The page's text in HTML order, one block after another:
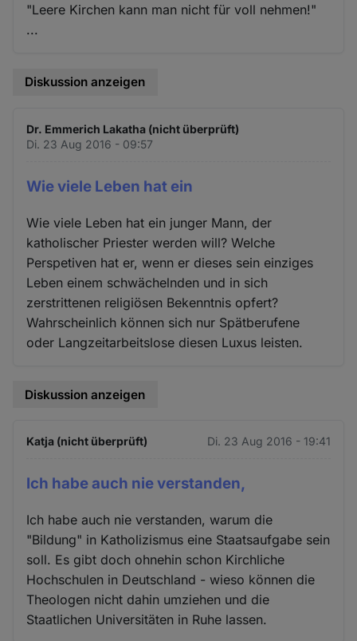
"Leere Kirchen kann man nicht für voll nehmen!"
...
Diskussion anzeigen
Dr. Emmerich Lakatha (nicht überprüft)
Di. 23 Aug 2016 - 09:57
Wie viele Leben hat ein
Wie viele Leben hat ein junger Mann, der
katholischer Priester werden will? Welche
Perspetiven hat er, wenn er dieses sein einziges
Leben einem schwächelnden und in sich
zerstrittenen religiösen Bekenntnis opfert?
Wahrscheinlich können sich nur Spätberufene
oder Langzeitarbeitslose diesen Luxus leisten.
Diskussion anzeigen
Katja (nicht überprüft) Di. 23 Aug 2016 - 19:41
Ich habe auch nie verstanden,
Ich habe auch nie verstanden, warum die
"Bildung" in Katholizismus eine Staatsaufgabe sein
soll. Es gibt doch ohnehin schon Kirchliche
Hochschulen in Deutschland - wieso können die
Theologen nicht dahin umziehen und die
Staatlichen Universitäten in Ruhe lassen.